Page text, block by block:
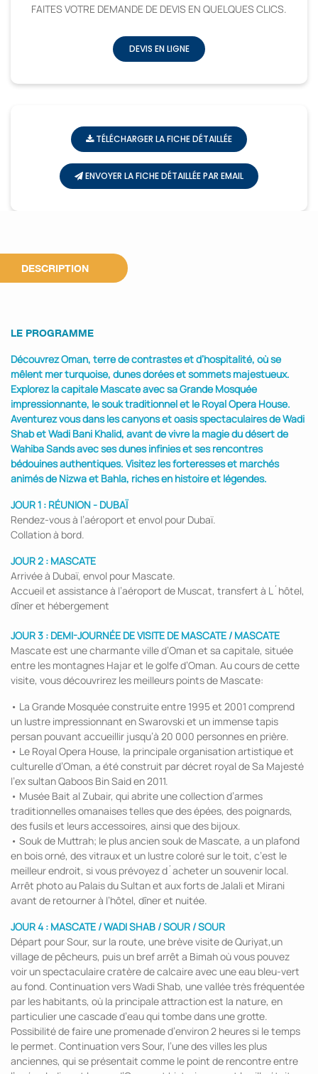
FAITES VOTRE DEMANDE DE DEVIS EN QUELQUES CLICS.
DEVIS EN LIGNE
TÉLÉCHARGER LA FICHE DÉTAILLÉE
ENVOYER LA FICHE DÉTAILLÉE PAR EMAIL
DESCRIPTION
LE PROGRAMME
Découvrez Oman, terre de contrastes et d’hospitalité, où se
mêlent mer turquoise, dunes dorées et sommets majestueux.
Explorez la capitale Mascate avec sa Grande Mosquée
impressionnante, le souk traditionnel et le Royal Opera House.
Aventurez vous dans les canyons et oasis spectaculaires de Wadi
Shab et Wadi Bani Khalid, avant de vivre la magie du désert de
Wahiba Sands avec ses dunes infinies et ses rencontres
bédouines authentiques. Visitez les forteresses et marchés
animés de Nizwa et Bahla, riches en histoire et légendes.
JOUR 1 : RÉUNION - DUBAÏ
Rendez-vous à l’aéroport et envol pour Dubaï.
Collation à bord.
JOUR 2 : MASCATE
Arrivée à Dubaï, envol pour Mascate.
Accueil et assistance à l’aéroport de Muscat, transfert à L´hôtel,
dîner et hébergement
JOUR 3 : DEMI-JOURNÉE DE VISITE DE MASCATE / MASCATE
Mascate est une charmante ville d’Oman et sa capitale, située
entre les montagnes Hajar et le golfe d’Oman. Au cours de cette
visite, vous découvrirez les meilleurs points de Mascate:
• La Grande Mosquée construite entre 1995 et 2001 comprend
un lustre impressionnant en Swarovski et un immense tapis
persan pouvant accueillir jusqu’à 20 000 personnes en prière.
• Le Royal Opera House, la principale organisation artistique et
culturelle d’Oman, a été construit par décret royal de Sa Majesté
l’ex sultan Qaboos Bin Said en 2011.
• Musée Bait al Zubair, qui abrite une collection d’armes
traditionnelles omanaises telles que des épées, des poignards,
des fusils et leurs accessoires, ainsi que des bijoux.
• Souk de Muttrah; le plus ancien souk de Mascate, a un plafond
en bois orné, des vitraux et un lustre coloré sur le toit, c’est le
meilleur endroit, si vous prévoyez d´acheter un souvenir local.
Arrêt photo au Palais du Sultan et aux forts de Jalali et Mirani
avant de retourner à l’hôtel, dîner et nuitée.
JOUR 4 : MASCATE / WADI SHAB / SOUR / SOUR
Départ pour Sour, sur la route, une brève visite de Quriyat,un
village de pêcheurs, puis un bref arrêt a Bimah où vous pouvez
voir un spectaculaire cratère de calcaire avec une eau bleu-vert
au fond. Continuation vers Wadi Shab, une vallée très fréquentée
par les habitants, où la principale attraction est la nature, en
particulier une cascade d’eau qui tombe dans une grotte.
Possibilité de faire une promenade d’environ 2 heures si le temps
le permet. Continuation vers Sour, l’une des villes les plus
anciennes, qui se présentait comme le point de rencontre entre